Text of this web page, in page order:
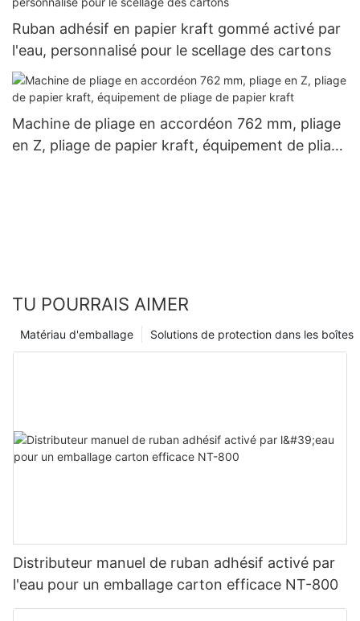
Ruban adhésif en papier kraft gommé activé par
l'eau, personnalisé pour le scellage des cartons
Machine de pliage en accordéon 762 mm, pliage
en Z, pliage de papier kraft, équipement de pliage
TU POURRAIS AIMER
Solutions de protection dans les boîtes
Matériau d'emballage
Distributeur manuel de ruban adhésif activé par
l'eau pour un emballage carton efficace NT-800